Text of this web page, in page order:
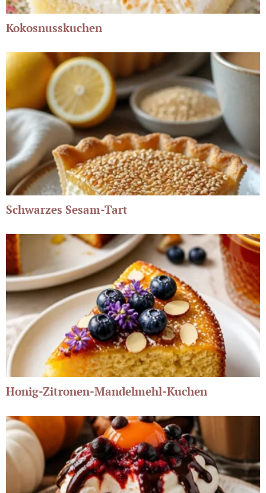
Kokosnusskuchen
Schwarzes Sesam-Tart
Honig-Zitronen-Mandelmehl-Kuchen